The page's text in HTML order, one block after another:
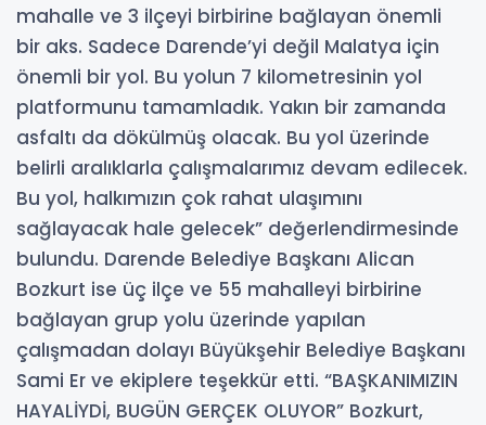
mahalle ve 3 ilçeyi birbirine bağlayan önemli
bir aks. Sadece Darende’yi değil Malatya için
önemli bir yol. Bu yolun 7 kilometresinin yol
platformunu tamamladık. Yakın bir zamanda
asfaltı da dökülmüş olacak. Bu yol üzerinde
belirli aralıklarla çalışmalarımız devam edilecek.
Bu yol, halkımızın çok rahat ulaşımını
sağlayacak hale gelecek” değerlendirmesinde
bulundu. Darende Belediye Başkanı Alican
Bozkurt ise üç ilçe ve 55 mahalleyi birbirine
bağlayan grup yolu üzerinde yapılan
çalışmadan dolayı Büyükşehir Belediye Başkanı
Sami Er ve ekiplere teşekkür etti. “BAŞKANIMIZIN
HAYALİYDİ, BUGÜN GERÇEK OLUYOR” Bozkurt,